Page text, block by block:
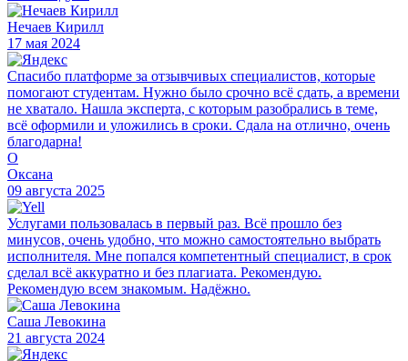
Нечаев Кирилл
17 мая 2024
Спасибо платформе за отзывчивых специалистов, которые
помогают студентам. Нужно было срочно всё сдать, а времени
не хватало. Нашла эксперта, с которым разобрались в теме,
всё оформили и уложились в сроки. Сдала на отлично, очень
благодарна!
О
Оксана
09 августа 2025
Услугами пользовалась в первый раз. Всё прошло без
минусов, очень удобно, что можно самостоятельно выбрать
исполнителя. Мне попался компетентный специалист, в срок
сделал всё аккуратно и без плагиата. Рекомендую.
Рекомендую всем знакомым. Надёжно.
Саша Левокина
21 августа 2024